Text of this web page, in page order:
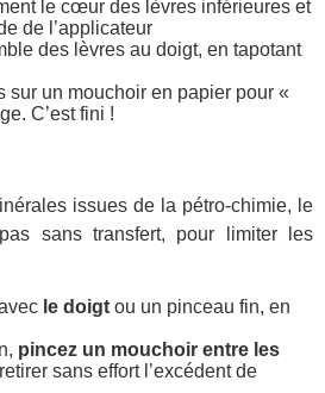
le cœur des lèvres inférieures et
de l’applicateur
des lèvres au doigt, en tapotant
sur un mouchoir en papier pour «
C’est fini !
issues de la pétro-chimie, le
sans transfert, pour limiter les
le doigt ou un pinceau fin, en
pincez un mouchoir entre les
sans effort l’excédent de